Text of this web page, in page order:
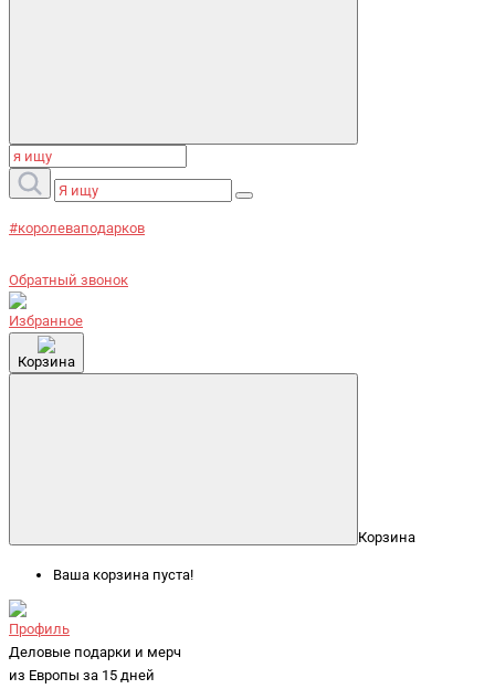
#королеваподарков
Обратный звонок
Избранное
Корзина
Корзина
Ваша корзина пуста!
Профиль
Деловые подарки и мерч
из Европы за 15 дней